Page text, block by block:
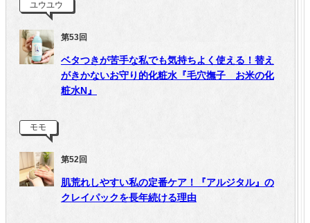
ユウユウ
第53回
ベタつきが苦手な私でも気持ちよく使える！替え
がきかないお守り的化粧水『毛穴撫子 お米の化
粧水N』
モモ
第52回
肌荒れしやすい私の定番ケア！『アルジタル』の
クレイパックを長年続ける理由